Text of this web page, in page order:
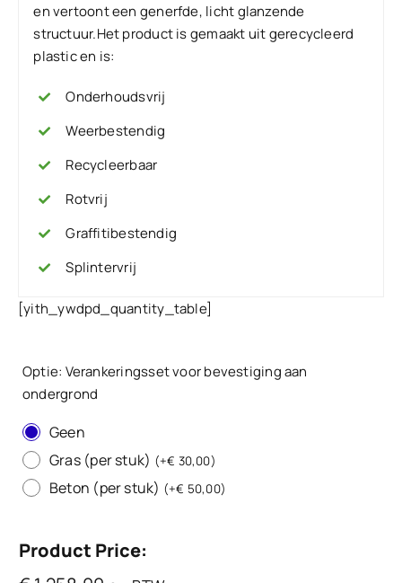
en vertoont een generfde, licht glanzende
structuur.Het product is gemaakt uit gerecycleerd
plastic en is:
Onderhoudsvrij
Weerbestendig
Recycleerbaar
Rotvrij
Graffitibestendig
Splintervrij
[yith_ywdpd_quantity_table]
Optie: Verankeringsset voor bevestiging aan
ondergrond
Geen
Gras (per stuk) (+€ 30,00)
Beton (per stuk) (+€ 50,00)
Product Price: